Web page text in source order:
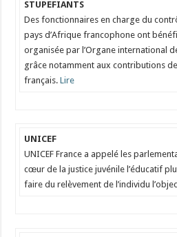
STUPEFIANTS
Des fonctionnaires en charge du
pays d’Afrique francophone ont
organisée par l’Organe international
grâce notamment aux contributions
français. Lire
UNICEF
UNICEF France a appelé les
cœur de la justice juvénile l’éducatif
faire du relèvement de l’individu